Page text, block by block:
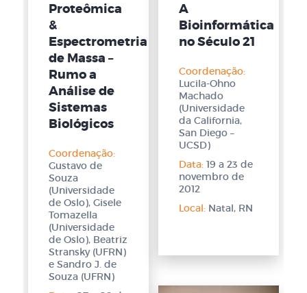
Proteômica
&
Espectrometria
de Massa –
Rumo a
Análise de
Sistemas
Biológicos
Coordenação:
Gustavo de
Souza
(Universidade
de Oslo), Gisele
Tomazella
(Universidade
de Oslo), Beatriz
Stransky (UFRN)
e Sandro J. de
Souza (UFRN)
A
Bioinformática
no Século 21
Coordenação:
Lucila-Ohno
Machado
(Universidade
da California,
San Diego –
UCSD)
Data: 19 a 23 de
novembro de
2012
Local: Natal, RN